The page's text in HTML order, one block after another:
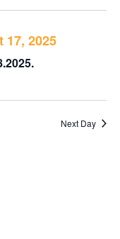
17, 2025
Next Day